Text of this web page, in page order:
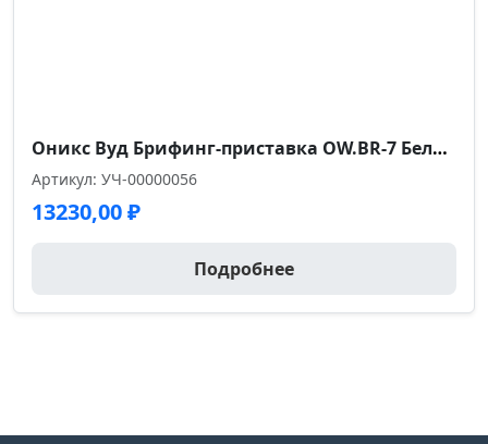
Оникс Вуд Брифинг-приставка OW.BR-7 Белый Бриллиант/Дуб Светлый/Металл Белый 780*720*750
Артикул: УЧ-00000056
13230,00₽
Подробнее